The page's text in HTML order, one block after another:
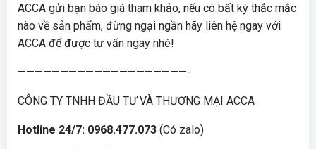
ACCA gửi bạn báo giá tham khảo, nếu có bất kỳ thắc mắc
nào về sản phẩm, đừng ngại ngần hãy liên hệ ngay với
ACCA để được tư vấn ngay nhé!
————————————————————-
CÔNG TY TNHH ĐẦU TƯ VÀ THƯƠNG MẠI ACCA
Hotline 24/7: 0968.477.073 (Có zalo)